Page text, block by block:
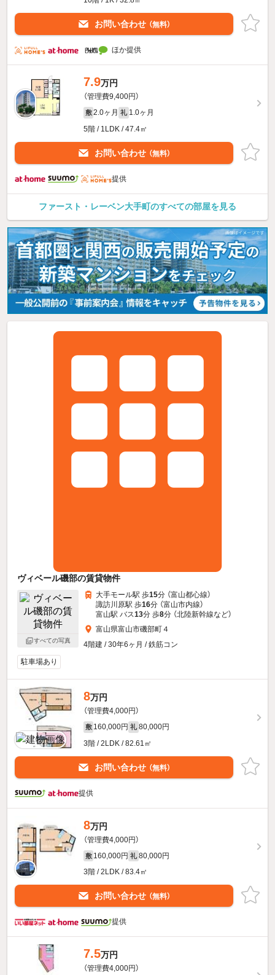
お問い合わせ （無料）
ほか提供
7.9万円
（管理費9,400円）
敷 2.0ヶ月 礼 1.0ヶ月
5階 / 1LDK / 47.4㎡
お問い合わせ （無料）
提供
ファースト・レーベン大手町のすべての部屋を見る
ヴィベール磯部の賃貸物件
すべての写真
大手モール駅 歩15分 （富山都心線）
諏訪川原駅 歩16分 （富山市内線）
富山駅 バス13分 歩8分 （北陸新幹線など）
富山県富山市磯部町４
4階建 / 30年6ヶ月 / 鉄筋コン
駐車場あり
8万円
（管理費4,000円）
敷 160,000円 礼 80,000円
3階 / 2LDK / 82.61㎡
お問い合わせ （無料）
提供
8万円
（管理費4,000円）
敷 160,000円 礼 80,000円
3階 / 2LDK / 83.4㎡
お問い合わせ （無料）
提供
7.5万円
（管理費4,000円）